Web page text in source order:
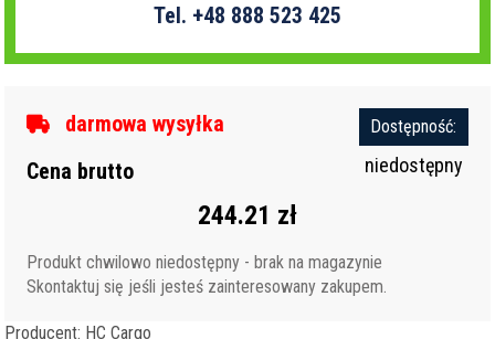
Tel. +48 888 523 425
Dostępność:
niedostępny
darmowa wysyłka
Cena brutto
244.21 zł
Produkt chwilowo niedostępny - brak na magazynie
Skontaktuj się jeśli jesteś zainteresowany zakupem.
Producent: HC Cargo